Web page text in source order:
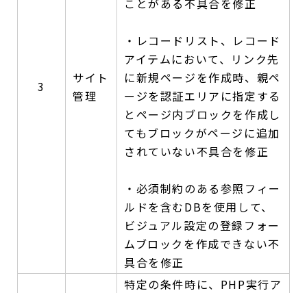
3
サイト
管理
ことがある不具合を修正
・レコードリスト、レコード
アイテムにおいて、リンク先
に新規ページを作成時、親ペ
ージを認証エリアに指定する
とページ内ブロックを作成し
てもブロックがページに追加
されていない不具合を修正
・必須制約のある参照フィー
ルドを含むDBを使用して、
ビジュアル設定の登録フォー
ムブロックを作成できない不
具合を修正
特定の条件時に、PHP実行ア